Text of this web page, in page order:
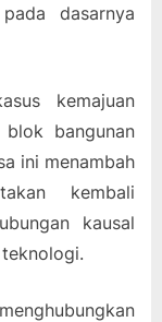
dasarnya
kemajuan
bangunan
ini menambah
kembali
kausal